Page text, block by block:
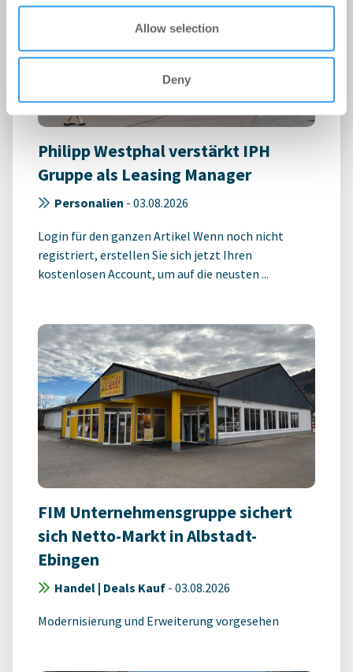
Allow selection
Deny
Philipp Westphal verstärkt IPH
Gruppe als Leasing Manager
Personalien - 03.08.2026
Login für den ganzen Artikel Wenn noch nicht
registriert, erstellen Sie sich jetzt Ihren
kostenlosen Account, um auf die neusten ...
FIM Unternehmensgruppe sichert
sich Netto-Markt in Albstadt-
Ebingen
Handel | Deals Kauf - 03.08.2026
Modernisierung und Erweiterung vorgesehen